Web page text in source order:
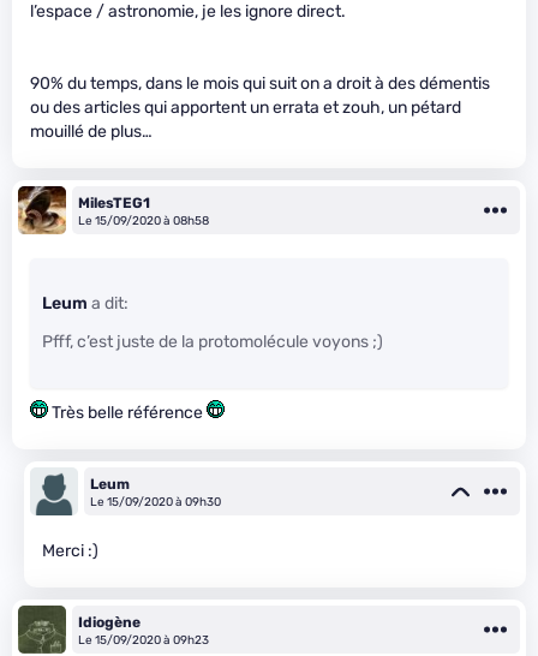
l’espace / astronomie, je les ignore direct.
90% du temps, dans le mois qui suit on a droit à des démentis
ou des articles qui apportent un errata et zouh, un pétard
mouillé de plus…
MilesTEG1
Le 15/09/2020 à 08h58
Leum a dit:
Pfff, c’est juste de la protomolécule voyons ;)
Très belle référence
Leum
Le 15/09/2020 à 09h30
Merci :)
Idiogène
Le 15/09/2020 à 09h23